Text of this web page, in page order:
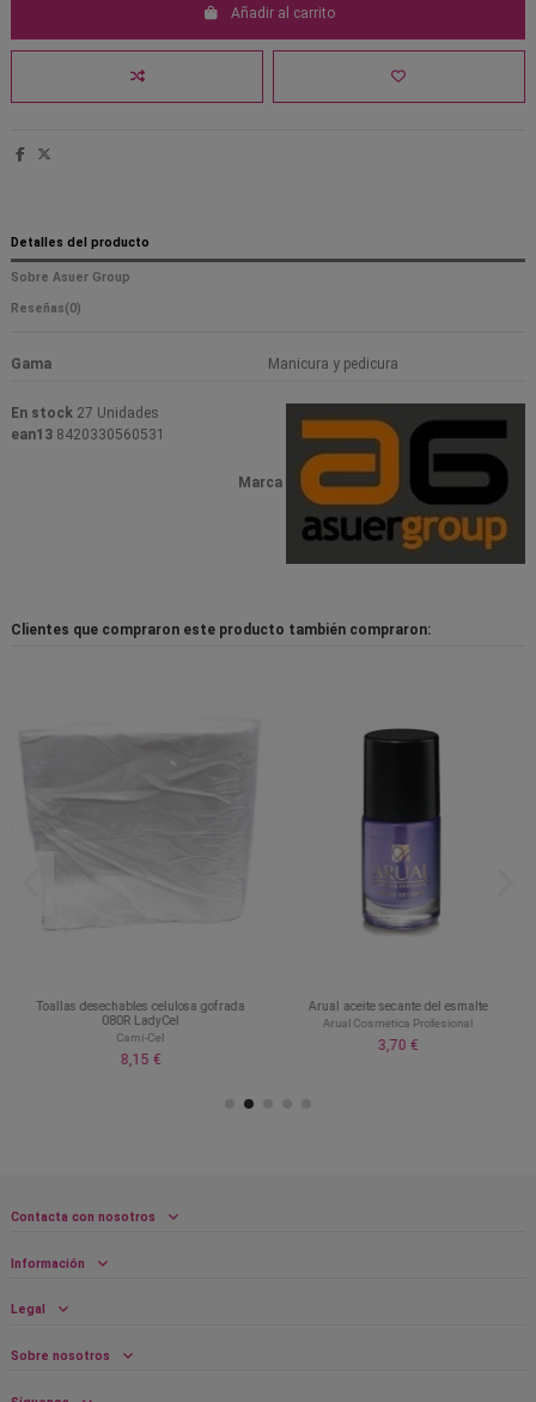
Añadir al carrito
Detalles del producto
Sobre Asuer Group
Reseñas(0)
Gama Manicura y pedicura
Marca
En stock 27 Unidades
ean13 8420330560531
Clientes que compraron este producto también compraron:
Toallas desechables celulosa gofrada
080R LadyCel
Cami-Cel
8,15 €
Arual aceite secante del esmalte
Arual Cosmetica Profesional
3,70 €
Contacta con nosotros
Información
Legal
Sobre nosotros